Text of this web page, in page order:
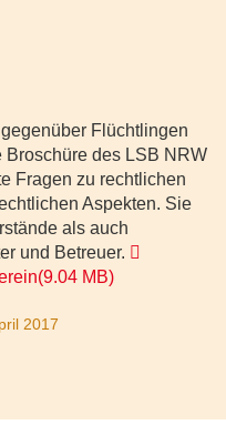
Flüchtlingen
Broschüre des LSB NRW
Fragen zu rechtlichen
Aspekten. Sie
als auch
und Betreuer.
(9.04 MB)
2017